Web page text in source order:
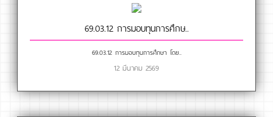
69.03.12 การมอบทุนการศึกษ..
69.03.12 การมอบทุนการศึกษา โดย..
12 มีนาคม 2569